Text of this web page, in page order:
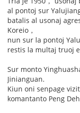
al pontoj sur
batalis al usonaj
Koreio，
nun sur la pontoj
restis la multaj truoj
Sur monto
Jinianguan.
Kiun oni senpage
komantanto Peng